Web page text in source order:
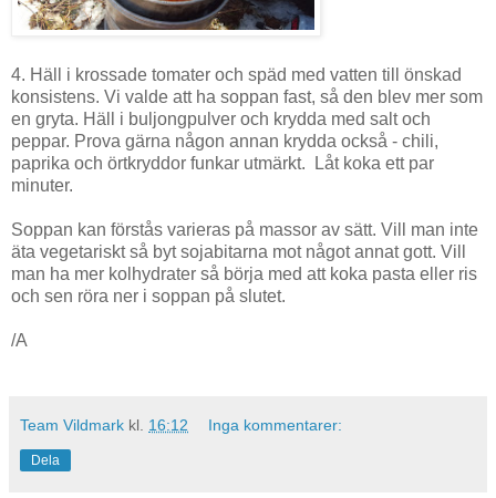
4. Häll i krossade tomater och späd med vatten till önskad
konsistens. Vi valde att ha soppan fast, så den blev mer som
en gryta. Häll i buljongpulver och krydda med salt och
peppar. Prova gärna någon annan krydda också - chili,
paprika och örtkryddor funkar utmärkt. Låt koka ett par
minuter.
Soppan kan förstås varieras på massor av sätt. Vill man inte
äta vegetariskt så byt sojabitarna mot något annat gott. Vill
man ha mer kolhydrater så börja med att koka pasta eller ris
och sen röra ner i soppan på slutet.
/A
Team Vildmark kl. 16:12 Inga kommentarer:
Dela